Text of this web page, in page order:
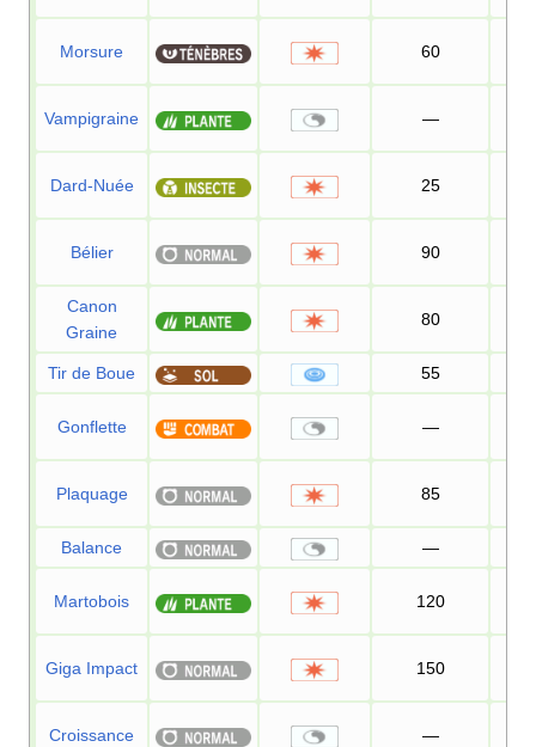
Morsure 60
Vampigraine —
Dard-Nuée 25
Bélier 90
Canon
Graine
80
Tir de Boue 55
Gonflette —
Plaquage 85
Balance —
Martobois 120
Giga Impact 150
Croissance —